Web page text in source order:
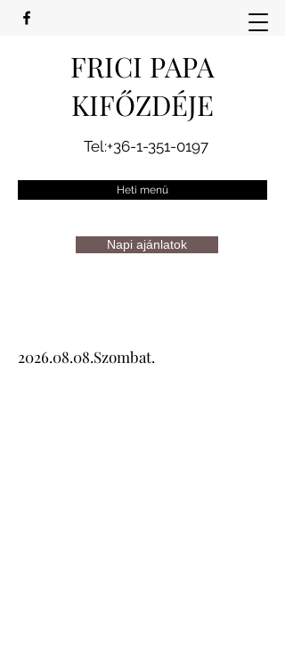
FRICI PAPA
KIFŐZDÉJE
Tel:+36-1-351-0197
Heti menü
Napi ajánlatok
2026.08.08.Szombat.